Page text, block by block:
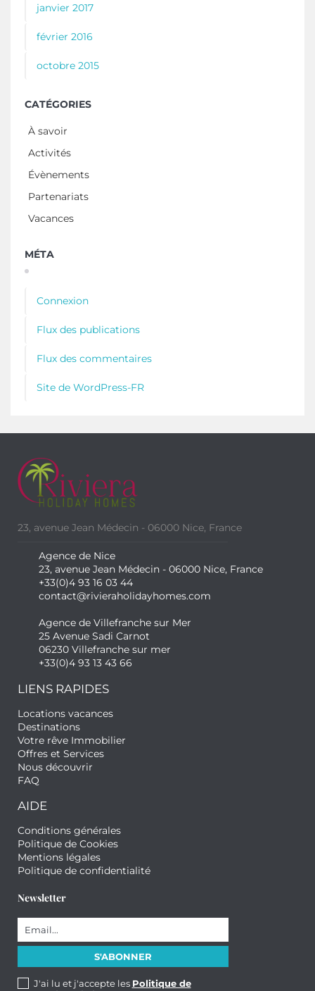
janvier 2017
février 2016
octobre 2015
CATÉGORIES
À savoir
Activités
Évènements
Partenariats
Vacances
MÉTA
Connexion
Flux des publications
Flux des commentaires
Site de WordPress-FR
23, avenue Jean Médecin - 06000 Nice, France
Agence de Nice
23, avenue Jean Médecin - 06000 Nice, France
+33(0)4 93 16 03 44
contact@rivieraholidayhomes.com
Agence de Villefranche sur Mer
25 Avenue Sadi Carnot
06230 Villefranche sur mer
+33(0)4 93 13 43 66
LIENS RAPIDES
Locations vacances
Destinations
Votre rêve Immobilier
Offres et Services
Nous découvrir
FAQ
AIDE
Conditions générales
Politique de Cookies
Mentions légales
Politique de confidentialité
Newsletter
J'ai lu et j'accepte les Politique de